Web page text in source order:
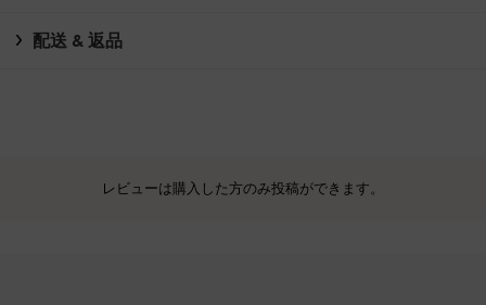
配送 & 返品
レビューは購入した方のみ投稿ができます。